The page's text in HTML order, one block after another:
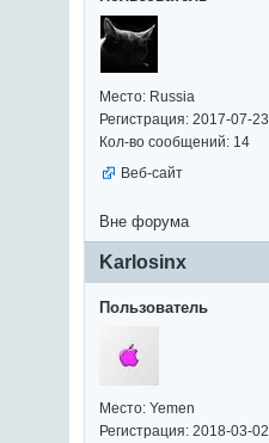
Место: Russia
Регистрация: 2017-07-23
Кол-во сообщений: 14
Веб-сайт
Вне форума
Karlosinx
Пользователь
Место: Yemen
Регистрация: 2018-03-02